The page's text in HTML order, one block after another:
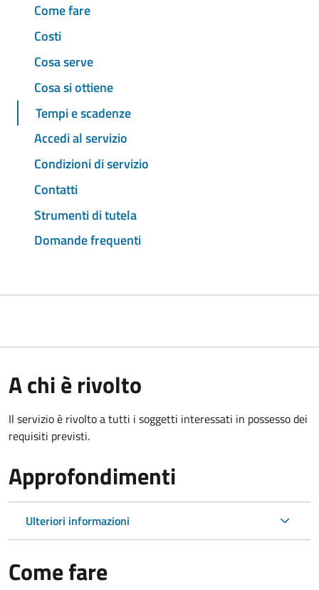
Come fare
Costi
Cosa serve
Cosa si ottiene
Tempi e scadenze
Accedi al servizio
Condizioni di servizio
Contatti
Strumenti di tutela
Domande frequenti
A chi è rivolto
Il servizio è rivolto a tutti i soggetti interessati in possesso dei
requisiti previsti.
Approfondimenti
Ulteriori informazioni
Come fare